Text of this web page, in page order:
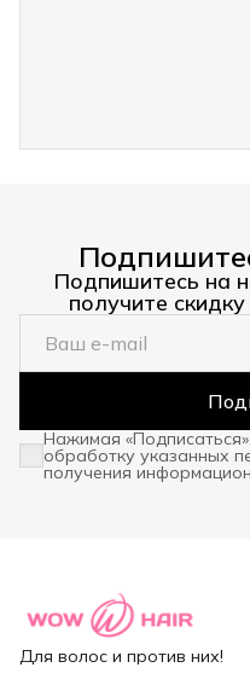
Подпишитесь на
получите
Нажимая
обработку указанных
получения
Для волос и против них!